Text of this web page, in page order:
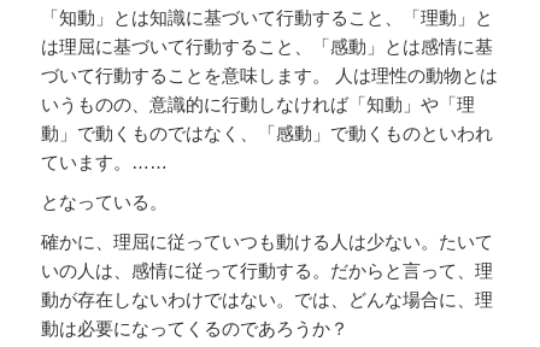
「知動」とは知識に基づいて行動すること、「理動」と
は理屈に基づいて行動すること、「感動」とは感情に基
づいて行動することを意味します。 人は理性の動物とは
いうものの、意識的に行動しなければ「知動」や「理
動」で動くものではなく、「感動」で動くものといわれ
ています。……
となっている。
確かに、理屈に従っていつも動ける人は少ない。たいて
いの人は、感情に従って行動する。だからと言って、理
動が存在しないわけではない。では、どんな場合に、理
動は必要になってくるのであろうか？